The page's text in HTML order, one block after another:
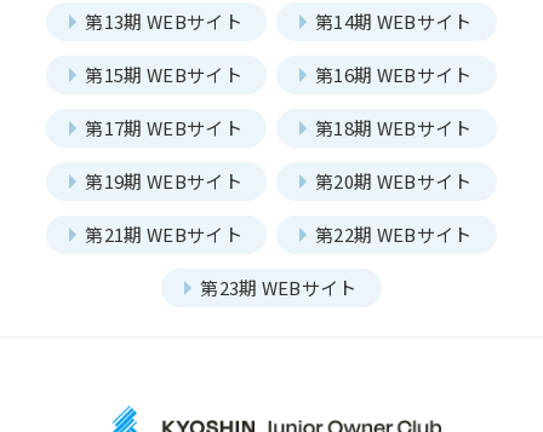
プロジェクト Project
同好会 Club
第13期 WEBサイト 第14期 WEBサイト
第15期 WEBサイト 第16期 WEBサイト
第17期 WEBサイト 第18期 WEBサイト
第19期 WEBサイト 第20期 WEBサイト
第21期 WEBサイト 第22期 WEBサイト
第23期 WEBサイト